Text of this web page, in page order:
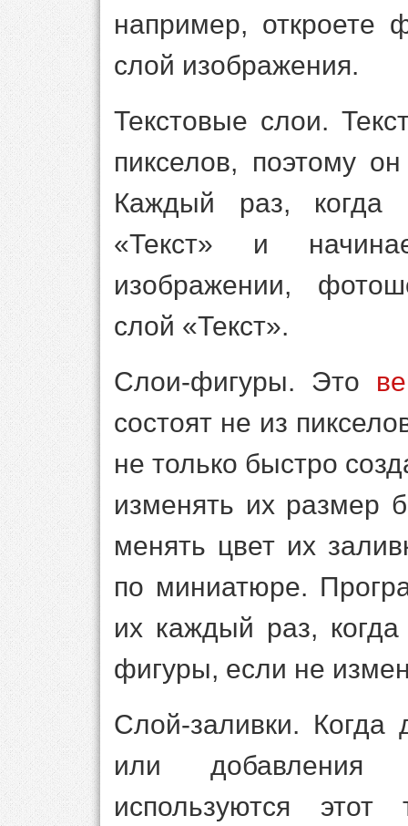
например, откроете
слой изображения.
Текстовые слои.
пикселов, поэтому
Каждый раз, когда
«Текст» и
изображении,
слой «Текст».
Слои-фигуры. Это
состоят не из
не только быстро
изменять их размер
менять цвет их
по миниатюре.
их каждый раз,
фигуры, если не
Слой-заливки. Когда
или добавления
используются